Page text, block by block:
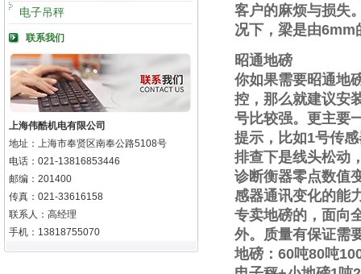
电子吊秤
联系我们
上海伟酷机电有限公司
地址：上海市奉贤区南奉公路5108号
电话：021-13816853446
邮编：201400
传真：021-33616158
联系人：高经理
手机：13818755070
客户的麻烦与损失
况下，梁是由6mm
昭通地磅
你如果需要昭通地
控，那么就建议安
号比较强。更主要
提示，比如1号传
排查下是线头松动
诊断衡器零点数值
感器通讯变化的能
专卖地磅的，面向
外。质量有保证需
地磅： 60吨80吨